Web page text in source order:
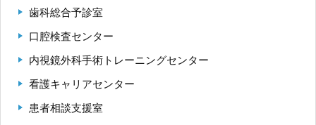
歯科総合予診室
口腔検査センター
内視鏡外科手術トレーニングセンター
看護キャリアセンター
患者相談支援室